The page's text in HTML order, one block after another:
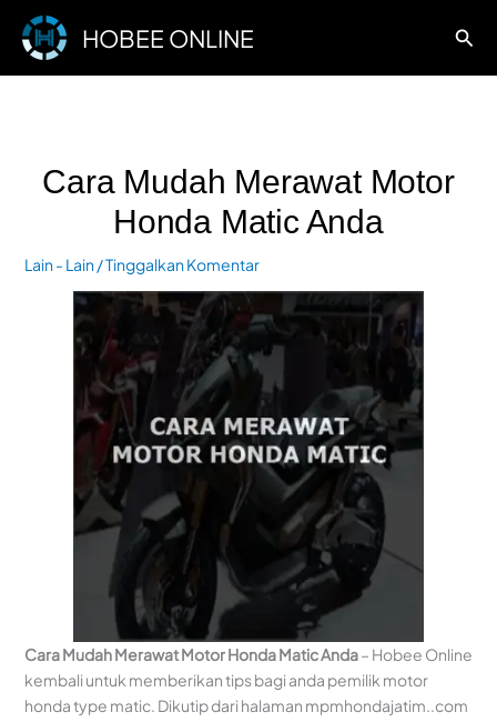
Lewati
konten
HOBEE ONLINE Cari
Cara Mudah Merawat Motor
Honda Matic Anda
Lain - Lain/Tinggalkan Komentar
Cara Mudah Merawat Motor Honda Matic Anda– Hobee Online
kembali untuk memberikan tips bagi anda pemilik motor
honda type matic. Dikutip dari halaman mpmhondajatim..com